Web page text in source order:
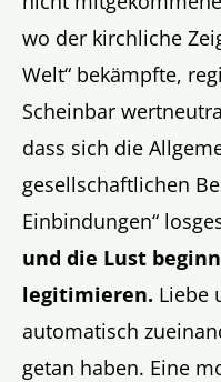
wo der kirchliche
Welt“ bekämpfte,
Scheinbar
dass sich die
gesellschaftlichen
Einbindungen“
und die Lust
legitimieren. Liebe
automatisch
getan haben. Eine